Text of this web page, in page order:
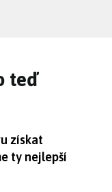
teď
získat
ty nejlepší